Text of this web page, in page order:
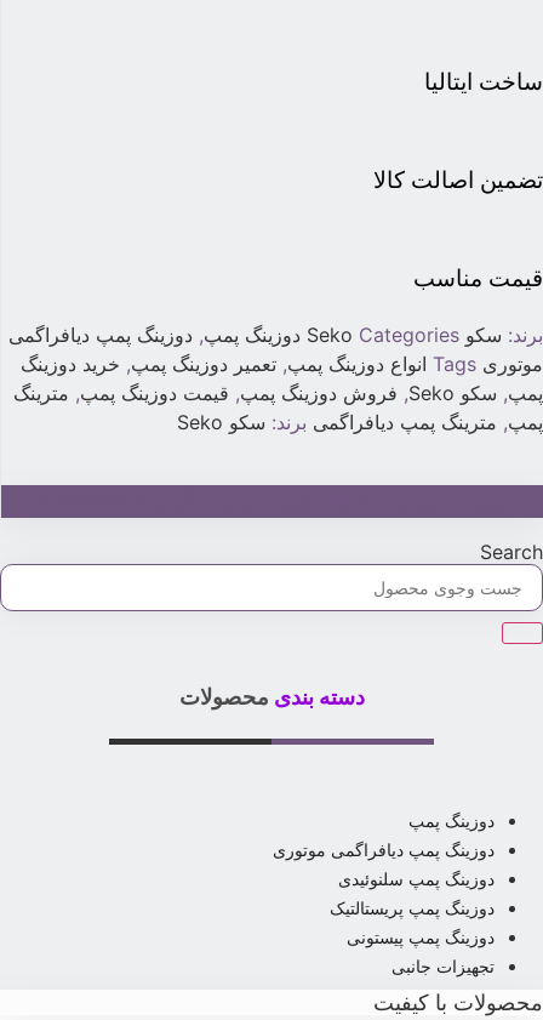
ساخت ایتالیا
تضمین اصالت کالا
قیمت مناسب
برند: سکو Seko Categories دوزینگ پمپ, دوزینگ پمپ دیافراگمی
موتوری Tags انواع دوزینگ پمپ, تعمیر دوزینگ پمپ, خرید دوزینگ
پمپ, سکو Seko , فروش دوزینگ پمپ, قیمت دوزینگ پمپ, مترینگ
پمپ, مترینگ پمپ دیافراگمی برند: سکو Seko
Search
دسته بندی محصولات
دوزینگ پمپ
دوزینگ پمپ دیافراگمی موتوری
دوزینگ پمپ سلنوئیدی
دوزینگ پمپ پریستالتیک
دوزینگ پمپ پیستونی
تجهیزات جانبی
محصولات با کیفیت